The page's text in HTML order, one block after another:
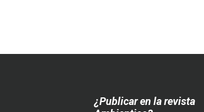
¿Publicar en la revista